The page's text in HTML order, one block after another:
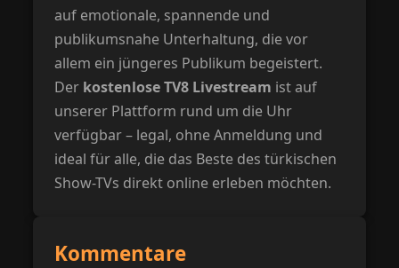
auf emotionale, spannende und
publikumsnahe Unterhaltung, die vor
allem ein jüngeres Publikum begeistert.
Der kostenlose TV8 Livestream ist auf
unserer Plattform rund um die Uhr
verfügbar – legal, ohne Anmeldung und
ideal für alle, die das Beste des türkischen
Show-TVs direkt online erleben möchten.
Kommentare